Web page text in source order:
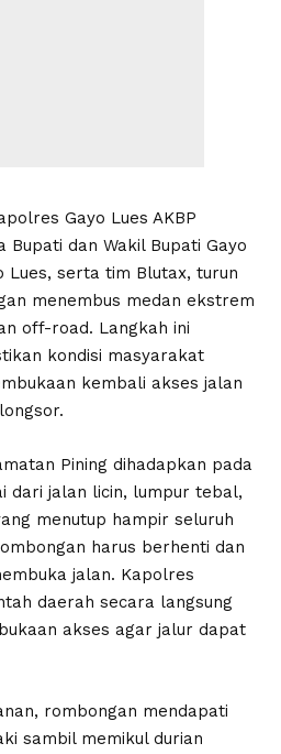
Gayo Lues AKBP
Bupati dan Wakil Bupati Gayo
Lues, serta tim Blutax, turun
menembus medan ekstrem
off-road. Langkah ini
kondisi masyarakat
kembali akses jalan
Pining dihadapkan pada
dari jalan licin, lumpur tebal,
menutup hampir seluruh
harus berhenti dan
jalan. Kapolres
daerah secara langsung
akses agar jalur dapat
rombongan mendapati
sambil memikul durian